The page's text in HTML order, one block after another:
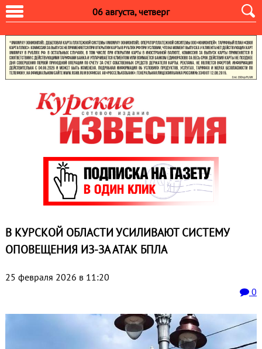
06 августа, четверг
В КУРСКОЙ ОБЛАСТИ УСИЛИВАЮТ СИСТЕМУ
ОПОВЕЩЕНИЯ ИЗ-ЗА АТАК БПЛА
25 февраля 2026 в 11:20
0